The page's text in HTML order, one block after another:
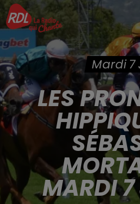
Mardi 7
LES
MARDI 7